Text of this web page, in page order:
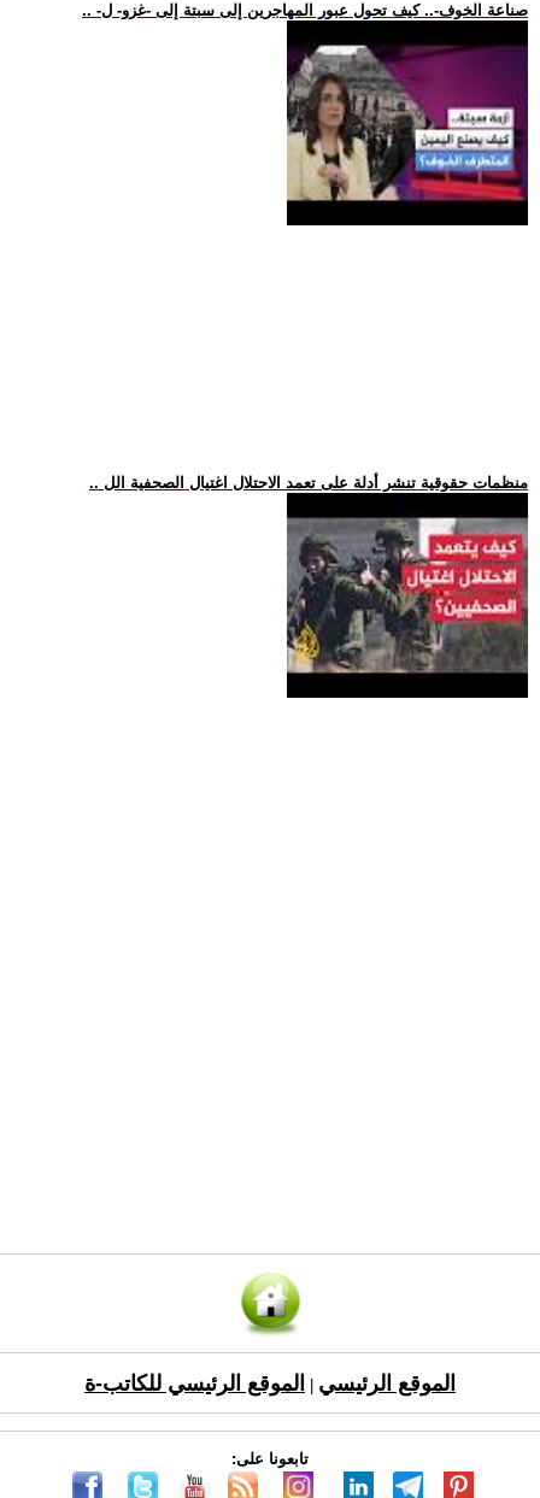
.. -صناعة الخوف-.. كيف تحول عبور المهاجرين إلى سبتة إلى -غزو- ل
.. منظمات حقوقية تنشر أدلة على تعمد الاحتلال اغتيال الصحفية الل
الموقع الرئيسي الموقع الرئيسي للكاتب-ة
تابعونا على: